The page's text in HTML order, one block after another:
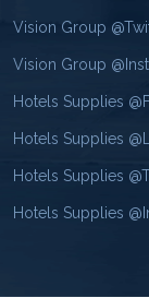
Vision Group
Vision Group
Hotels Supplies
Hotels Supplies
Hotels Supplies
Hotels Supplies